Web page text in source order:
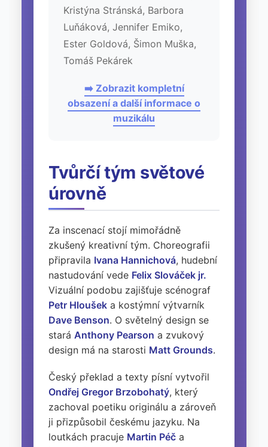
Kristýna Stránská, Barbora
Luňáková, Jennifer Emiko,
Ester Goldová, Šimon Muška,
Tomáš Pekárek
➡️ Zobrazit kompletní
obsazení a další informace o
muzikálu
Tvůrčí tým světové
úrovně
Za inscenací stojí mimořádně
zkušený kreativní tým. Choreografii
připravila Ivana Hannichová, hudební
nastudování vede Felix Slováček jr.
Vizuální podobu zajišťuje scénograf
Petr Hloušek a kostýmní výtvarník
Dave Benson. O světelný design se
stará Anthony Pearson a zvukový
design má na starosti Matt Grounds.
Český překlad a texty písní vytvořil
Ondřej Gregor Brzobohatý, který
zachoval poetiku originálu a zároveň
ji přizpůsobil českému jazyku. Na
loutkách pracuje Martin Péč a